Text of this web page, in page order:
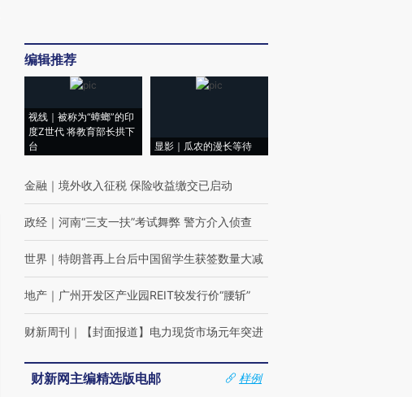
编辑推荐
视线｜被称为“蟑螂”的印
度Z世代 将教育部长拱下
台
显影｜瓜农的漫长等待
金融 ｜ 境外收入征税 保险收益缴交已启动
政经 ｜ 河南“三支一扶”考试舞弊 警方介入侦查
世界 ｜ 特朗普再上台后中国留学生获签数量大减
地产 ｜ 广州开发区产业园REIT较发行价“腰斩”
财新周刊 ｜ 【封面报道】电力现货市场元年突进
财新网主编精选版电邮
样例